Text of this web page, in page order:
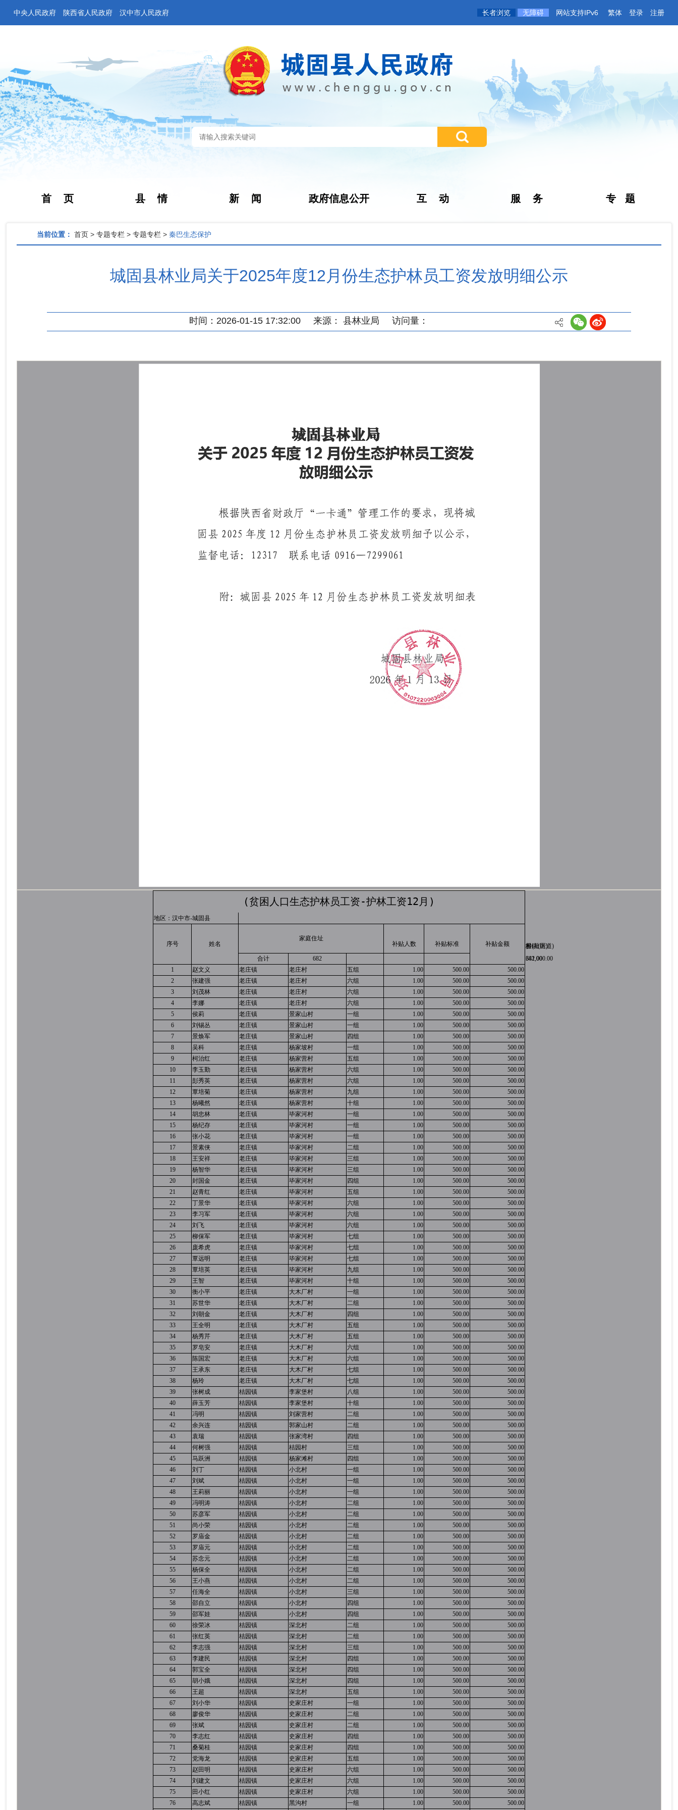
中央人民政府 陕西省人民政府 汉中市人民政府 长者浏览 无障碍 网站支持IPv6 繁体 登录 注册
首 页 县 情 新 闻 政府信息公开 互 动 服 务 专 题
当前位置： 首页 > 专题专栏 > 专题专栏 > 秦巴生态保护
城固县林业局关于2025年度12月份生态护林员工资发放明细公示
时间：2026-01-15 17:32:00 来源： 县林业局 访问量：
(贫困人口生态护林员工资-护林工资12月)
地区：汉中市-城固县
序号 姓名
家庭住址
补贴人数 补贴标准 补贴金额 乡镇(街道)
村(社区)
组
合计
682 682.00
341,000.00
1
赵文义 老庄镇 老庄村 五组 1.00 500.00
500.00
2
张建强 老庄镇 老庄村 六组 1.00 500.00
500.00
3
刘茂林 老庄镇 老庄村 六组 1.00 500.00
500.00
4
李娜 老庄镇 老庄村 六组 1.00 500.00
500.00
5
侯莉 老庄镇 景家山村 一组 1.00 500.00
500.00
6
刘锡丛 老庄镇 景家山村 一组 1.00 500.00
500.00
7
景焕军 老庄镇 景家山村 四组 1.00 500.00
500.00
8
吴科 老庄镇 杨家坡村 一组 1.00 500.00
500.00
9
柯治红 老庄镇 杨家营村 五组 1.00 500.00
500.00
10
李玉勤 老庄镇 杨家营村 六组 1.00 500.00
500.00
11
彭秀英 老庄镇 杨家营村 六组 1.00 500.00
500.00
12
覃培菊 老庄镇 杨家营村 九组 1.00 500.00
500.00
13
杨曦然 老庄镇 杨家营村 十组 1.00 500.00
500.00
14
胡忠林 老庄镇 毕家河村 一组 1.00 500.00
500.00
15
杨纪存 老庄镇 毕家河村 一组 1.00 500.00
500.00
16
张小花 老庄镇 毕家河村 一组 1.00 500.00
500.00
17
景素侠 老庄镇 毕家河村 二组 1.00 500.00
500.00
18
王安祥 老庄镇 毕家河村 三组 1.00 500.00
500.00
19
杨智华 老庄镇 毕家河村 三组 1.00 500.00
500.00
20
封国金 老庄镇 毕家河村 四组 1.00 500.00
500.00
21
赵青红 老庄镇 毕家河村 五组 1.00 500.00
500.00
22
丁景华 老庄镇 毕家河村 六组 1.00 500.00
500.00
23
李习军 老庄镇 毕家河村 六组 1.00 500.00
500.00
24
刘飞 老庄镇 毕家河村 六组 1.00 500.00
500.00
25
柳保军 老庄镇 毕家河村 七组 1.00 500.00
500.00
26
庞希虎 老庄镇 毕家河村 七组 1.00 500.00
500.00
27
覃远明 老庄镇 毕家河村 七组 1.00 500.00
500.00
28
覃培英 老庄镇 毕家河村 九组 1.00 500.00
500.00
29
王智 老庄镇 毕家河村 十组 1.00 500.00
500.00
30
衡小平 老庄镇 大木厂村 一组 1.00 500.00
500.00
31
苏世华 老庄镇 大木厂村 二组 1.00 500.00
500.00
32
刘朝金 老庄镇 大木厂村 四组 1.00 500.00
500.00
33
王全明 老庄镇 大木厂村 五组 1.00 500.00
500.00
34
杨秀芹 老庄镇 大木厂村 五组 1.00 500.00
500.00
35
罗皂安 老庄镇 大木厂村 六组 1.00 500.00
500.00
36
陈国宏 老庄镇 大木厂村 六组 1.00 500.00
500.00
37
王承东 老庄镇 大木厂村 七组 1.00 500.00
500.00
38
杨玲 老庄镇 大木厂村 七组 1.00 500.00
500.00
39
张树成 桔园镇 李家堡村 八组 1.00 500.00
500.00
40
薛玉芳 桔园镇 李家堡村 十组 1.00 500.00
500.00
41
冯明 桔园镇 刘家营村 二组 1.00 500.00
500.00
42
余兴连 桔园镇 郭家山村 二组 1.00 500.00
500.00
43
袁瑞 桔园镇 张家湾村 四组 1.00 500.00
500.00
44
何树强 桔园镇 桔园村 三组 1.00 500.00
500.00
45
马跃洲 桔园镇 杨家滩村 四组 1.00 500.00
500.00
46
刘丁 桔园镇 小北村 一组 1.00 500.00
500.00
47
刘斌 桔园镇 小北村 一组 1.00 500.00
500.00
48
王莉丽 桔园镇 小北村 一组 1.00 500.00
500.00
49
冯明涛 桔园镇 小北村 二组 1.00 500.00
500.00
50
苏彦军 桔园镇 小北村 二组 1.00 500.00
500.00
51
尚小荣 桔园镇 小北村 二组 1.00 500.00
500.00
52
罗庙金 桔园镇 小北村 二组 1.00 500.00
500.00
53
罗庙元 桔园镇 小北村 二组 1.00 500.00
500.00
54
苏念元 桔园镇 小北村 二组 1.00 500.00
500.00
55
杨保全 桔园镇 小北村 二组 1.00 500.00
500.00
56
王小燕 桔园镇 小北村 二组 1.00 500.00
500.00
57
任海全 桔园镇 小北村 三组 1.00 500.00
500.00
58
邵自立 桔园镇 小北村 四组 1.00 500.00
500.00
59
邵军娃 桔园镇 小北村 四组 1.00 500.00
500.00
60
徐荣冰 桔园镇 深北村 二组 1.00 500.00
500.00
61
张红英 桔园镇 深北村 二组 1.00 500.00
500.00
62
李志强 桔园镇 深北村 三组 1.00 500.00
500.00
63
李建民 桔园镇 深北村 四组 1.00 500.00
500.00
64
郭宝全 桔园镇 深北村 四组 1.00 500.00
500.00
65
胡小娥 桔园镇 深北村 四组 1.00 500.00
500.00
66
王超 桔园镇 深北村 五组 1.00 500.00
500.00
67
刘小华 桔园镇 史家庄村 一组 1.00 500.00
500.00
68
廖俊华 桔园镇 史家庄村 二组 1.00 500.00
500.00
69
张斌 桔园镇 史家庄村 二组 1.00 500.00
500.00
70
李志红 桔园镇 史家庄村 四组 1.00 500.00
500.00
71
桑菊桂 桔园镇 史家庄村 四组 1.00 500.00
500.00
72
党海龙 桔园镇 史家庄村 五组 1.00 500.00
500.00
73
赵田明 桔园镇 史家庄村 六组 1.00 500.00
500.00
74
刘建文 桔园镇 史家庄村 六组 1.00 500.00
500.00
75
田小红 桔园镇 史家庄村 六组 1.00 500.00
500.00
76
高志斌 桔园镇 黑沟村 一组 1.00 500.00 500.00